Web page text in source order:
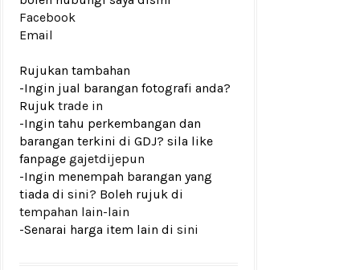
Facebook
Email
Rujukan tambahan
-Ingin jual barangan fotografi anda?
Rujuk trade in
-Ingin tahu perkembangan dan
barangan terkini di GDJ? sila like
fanpage gajetdijepun
-Ingin menempah barangan yang
tiada di sini? Boleh rujuk di
tempahan lain-lain
-Senarai harga item lain di sini